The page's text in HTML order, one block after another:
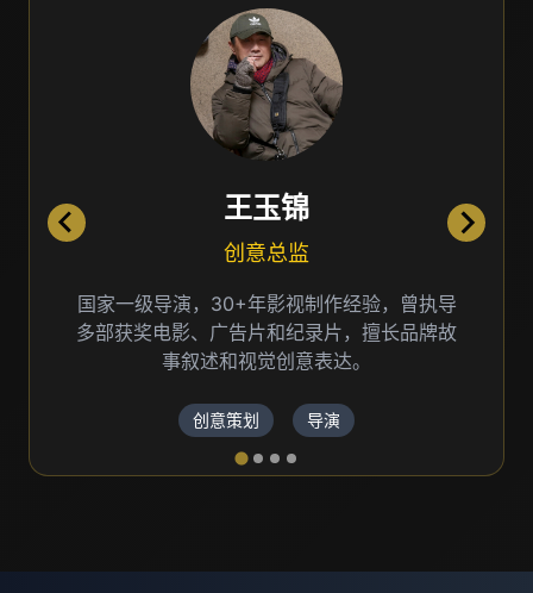
王玉锦
年影视制作经验，曾执导
告片和纪录片，擅长品牌故
专业摄影师，擅
曾获国际摄影大